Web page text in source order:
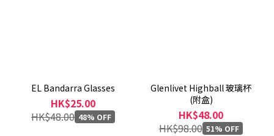
EL Bandarra Glasses
HK$25.00
HK$48.00 48% OFF
Glenlivet Highball 玻璃杯
(附盒)
HK$48.00
HK$98.00 51% OFF